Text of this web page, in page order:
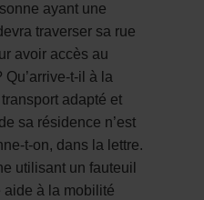
ayant une
traverser sa rue
avoir accès au
Qu’arrive-t-il à la
adapté et
sa résidence n’est
t-on, dans la lettre.
utilisant un fauteuil
aide à la mobilité